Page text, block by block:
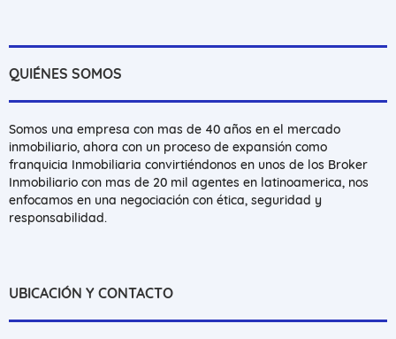
QUIÉNES SOMOS
Somos una empresa con mas de 40 años en el mercado
inmobiliario, ahora con un proceso de expansión como
franquicia Inmobiliaria convirtiéndonos en unos de los Broker
Inmobiliario con mas de 20 mil agentes en latinoamerica, nos
enfocamos en una negociación con ética, seguridad y
responsabilidad.
UBICACIÓN Y CONTACTO